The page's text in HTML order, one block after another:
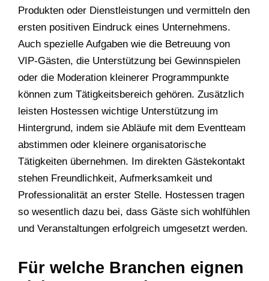
Produkten oder Dienstleistungen und vermitteln den
ersten positiven Eindruck eines Unternehmens.
Auch spezielle Aufgaben wie die Betreuung von
VIP-Gästen, die Unterstützung bei Gewinnspielen
oder die Moderation kleinerer Programmpunkte
können zum Tätigkeitsbereich gehören. Zusätzlich
leisten Hostessen wichtige Unterstützung im
Hintergrund, indem sie Abläufe mit dem Eventteam
abstimmen oder kleinere organisatorische
Tätigkeiten übernehmen. Im direkten Gästekontakt
stehen Freundlichkeit, Aufmerksamkeit und
Professionalität an erster Stelle. Hostessen tragen
so wesentlich dazu bei, dass Gäste sich wohlfühlen
und Veranstaltungen erfolgreich umgesetzt werden.
Für welche Branchen eignen